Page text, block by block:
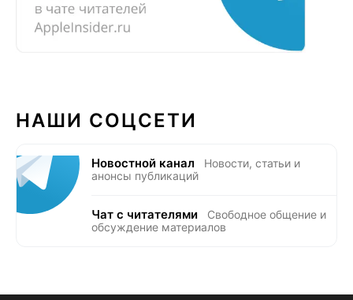
НАШИ СОЦСЕТИ
Новостной канал
Новости, статьи и
анонсы публикаций
Чат с читателями
Свободное общение и
обсуждение материалов